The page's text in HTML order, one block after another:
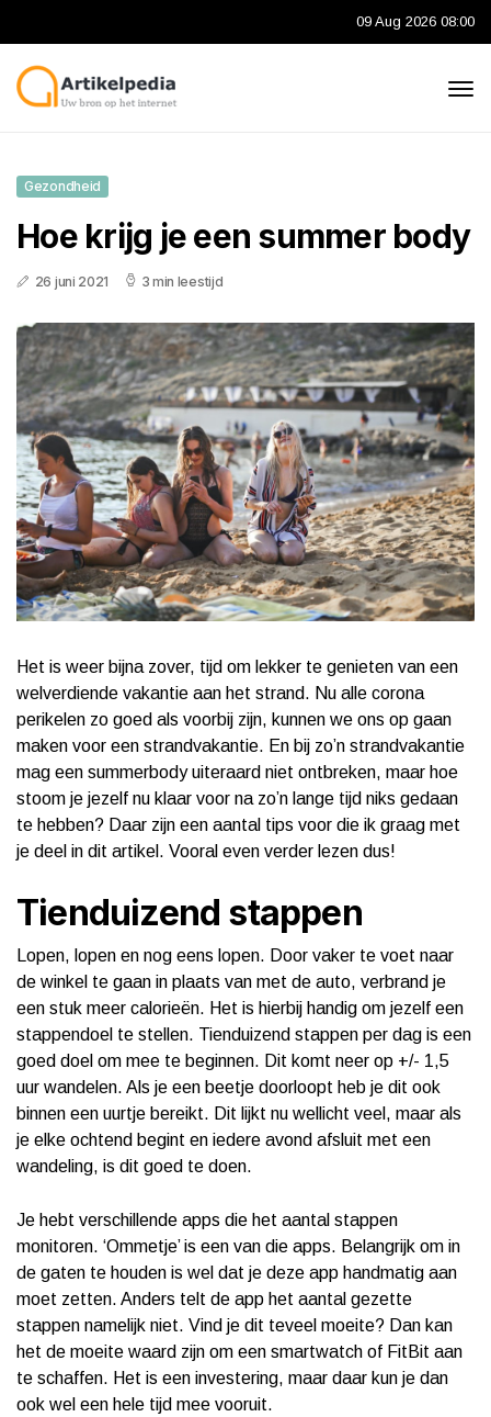
09 Aug 2026 08:00
Gezondheid
Hoe krijg je een summer body
26 juni 2021 3 min leestijd
Het is weer bijna zover, tijd om lekker te genieten van een
welverdiende vakantie aan het strand. Nu alle corona
perikelen zo goed als voorbij zijn, kunnen we ons op gaan
maken voor een strandvakantie. En bij zo’n strandvakantie
mag een summerbody uiteraard niet ontbreken, maar hoe
stoom je jezelf nu klaar voor na zo’n lange tijd niks gedaan
te hebben? Daar zijn een aantal tips voor die ik graag met
je deel in dit artikel. Vooral even verder lezen dus!
Tienduizend stappen
Lopen, lopen en nog eens lopen. Door vaker te voet naar
de winkel te gaan in plaats van met de auto, verbrand je
een stuk meer calorieën. Het is hierbij handig om jezelf een
stappendoel te stellen. Tienduizend stappen per dag is een
goed doel om mee te beginnen. Dit komt neer op +/- 1,5
uur wandelen. Als je een beetje doorloopt heb je dit ook
binnen een uurtje bereikt. Dit lijkt nu wellicht veel, maar als
je elke ochtend begint en iedere avond afsluit met een
wandeling, is dit goed te doen.
Je hebt verschillende apps die het aantal stappen
monitoren. ‘Ommetje’ is een van die apps. Belangrijk om in
de gaten te houden is wel dat je deze app handmatig aan
moet zetten. Anders telt de app het aantal gezette
stappen namelijk niet. Vind je dit teveel moeite? Dan kan
het de moeite waard zijn om een smartwatch of FitBit aan
te schaffen. Het is een investering, maar daar kun je dan
ook wel een hele tijd mee vooruit.